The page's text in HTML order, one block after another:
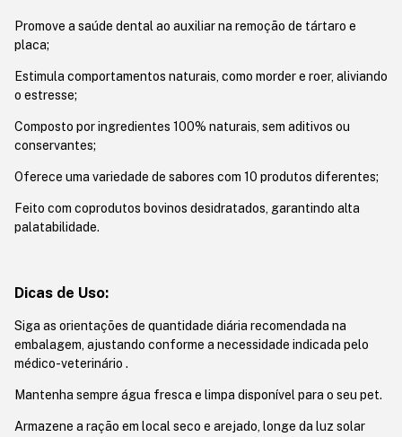
Promove a saúde dental ao auxiliar na remoção de tártaro e
placa;
Estimula comportamentos naturais, como morder e roer, aliviando
o estresse;
Composto por ingredientes 100% naturais, sem aditivos ou
conservantes;
Oferece uma variedade de sabores com 10 produtos diferentes;
Feito com coprodutos bovinos desidratados, garantindo alta
palatabilidade.
Dicas de Uso:
Siga as orientações de quantidade diária recomendada na
embalagem, ajustando conforme a necessidade indicada pelo
médico-veterinário .
Mantenha sempre água fresca e limpa disponível para o seu pet.
Armazene a ração em local seco e arejado, longe da luz solar